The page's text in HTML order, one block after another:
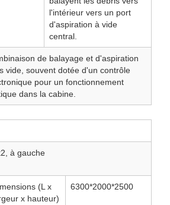
l'intérieur vers un port
d'aspiration à vide
central.
de balayage et d'aspiration
vide, souvent dotée d'un contrôle
pour un fonctionnement
dans la cabine.
à gauche
(L x
x hauteur)
6300*2000*2500